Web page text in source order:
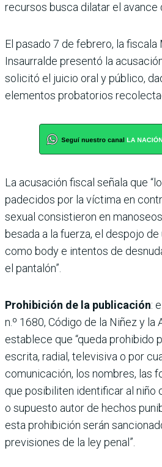
recursos busca dilatar el avance
El pasado 7 de febrero, la fiscala
Insaurralde presentó la
solicitó el juicio oral y público,
elementos probatorios
La acusación fiscal señala que
padecidos por la víctima en
sexual consistieron en
besada a la fuerza, el despojo
como body e intentos de
el pantalón”.
Prohibición de la publicación:
n.º 1680, Código de la Niñez y la
establece que “queda prohibido
escrita, radial, televisiva o por
comunicación, los nombres, las
que posibiliten identificar al niño
o supuesto autor de hechos
esta prohibición serán
previsiones de la ley penal”.